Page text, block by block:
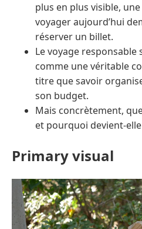
plus en plus visible, une
voyager aujourd’hui
réserver un billet.
Le voyage responsable
comme une véritable
titre que savoir
son budget.
Mais concrètement,
et pourquoi devient-
Primary visual